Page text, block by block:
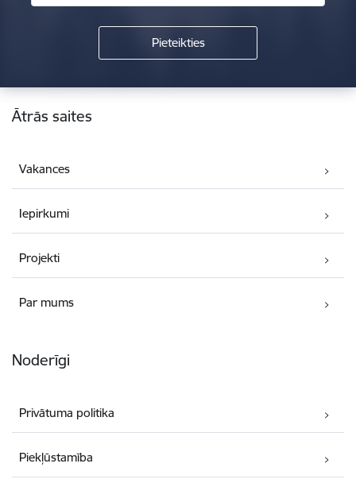
Kājene
Ātrās saites
Vakances
Iepirkumi
Projekti
Par mums
Noderīgi
Privātuma politika
Piekļūstamība